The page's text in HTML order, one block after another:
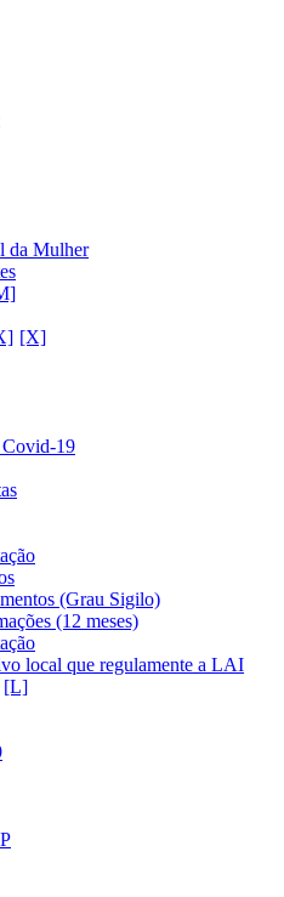
da Mulher
19
(Grau Sigilo)
(12 meses)
local que regulamente a LAI